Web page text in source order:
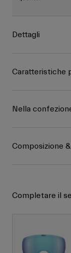
Dettagli
Caratteristiche
Nella
Composizione
Completare il